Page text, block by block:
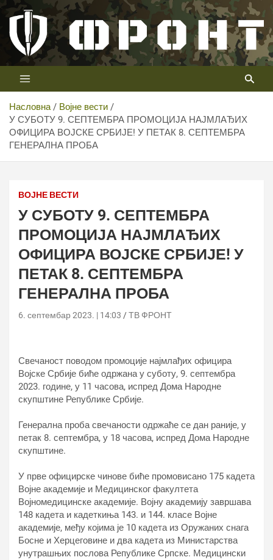
Скип
цонтент
Телевизија ФРОНТ
Први војни канал у Србији
Насловна
Војне вести
У СУБОТУ 9. СЕПТЕМБРА ПРОМОЦИЈА НАЈМЛАЂИХ
ОФИЦИРА ВОЈСКЕ СРБИЈЕ! У ПЕТАК 8. СЕПТЕМБРА
ГЕНЕРАЛНА ПРОБА
ВОЈНЕ ВЕСТИ
У СУБОТУ 9. СЕПТЕМБРА
ПРОМОЦИЈА НАЈМЛАЂИХ
ОФИЦИРА ВОЈСКЕ СРБИЈЕ! У
ПЕТАК 8. СЕПТЕМБРА
ГЕНЕРАЛНА ПРОБА
6. септембар 2023. | 14:03 ТВ ФРОНТ
Свечаност поводом промоције најмлађих официра
Војске Србије биће одржана у суботу, 9. септембра
2023. године, у 11 часова, испред Дома Народне
скупштине Републике Србије.
Генерална проба свечаности одржаће се дан раније, у
петак 8. септембра, у 18 часова, испред Дома Народне
скупштине.
У прве официрске чинове биће промовисано 175 кадета
Војне академије и Медицинског факултета
Војномедицинске академије. Војну академију завршава
148 кадета и кадеткиња 143. и 144. класе Војне
академије, међу којима је 10 кадета из Оружаних снага
Босне и Херцеговине и два кадета из Министарства
унутрашњих послова Републике Српске. Медицински